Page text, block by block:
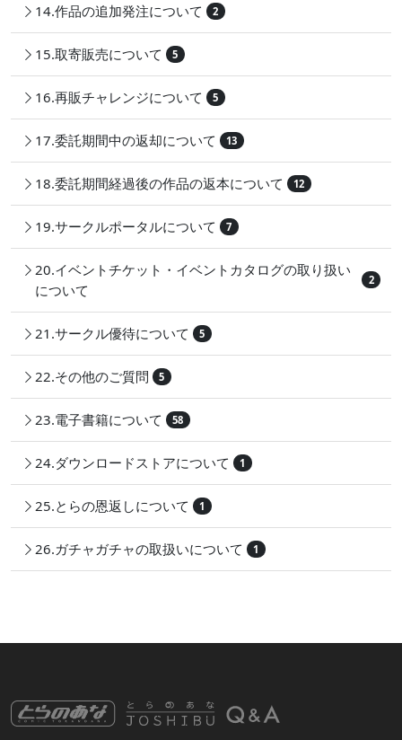
14.作品の追加発注について 2
15.取寄販売について 5
16.再販チャレンジについて 5
17.委託期間中の返却について 13
18.委託期間経過後の作品の返本について 12
19.サークルポータルについて 7
20.イベントチケット・イベントカタログの取り扱い
について
2
21.サークル優待について 5
22.その他のご質問 5
23.電子書籍について 58
24.ダウンロードストアについて 1
25.とらの恩返しについて 1
26.ガチャガチャの取扱いについて 1